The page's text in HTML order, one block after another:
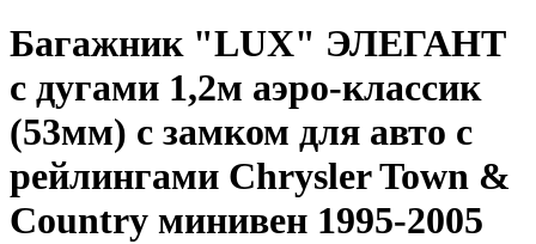
Багажник "LUX" ЭЛЕГАНТ
с дугами 1,2м аэро-классик
(53мм) с замком для авто с
рейлингами Chrysler Town &
Country минивен 1995-2005